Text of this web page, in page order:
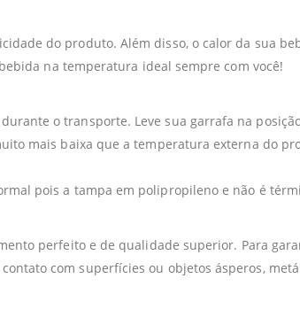
do produto. Além disso, o calor da sua
na temperatura ideal sempre com você!
o transporte. Leve sua garrafa na
mais baixa que a temperatura externa do
pois a tampa em polipropileno e não é
perfeito e de qualidade superior. Para
com superfícies ou objetos ásperos,